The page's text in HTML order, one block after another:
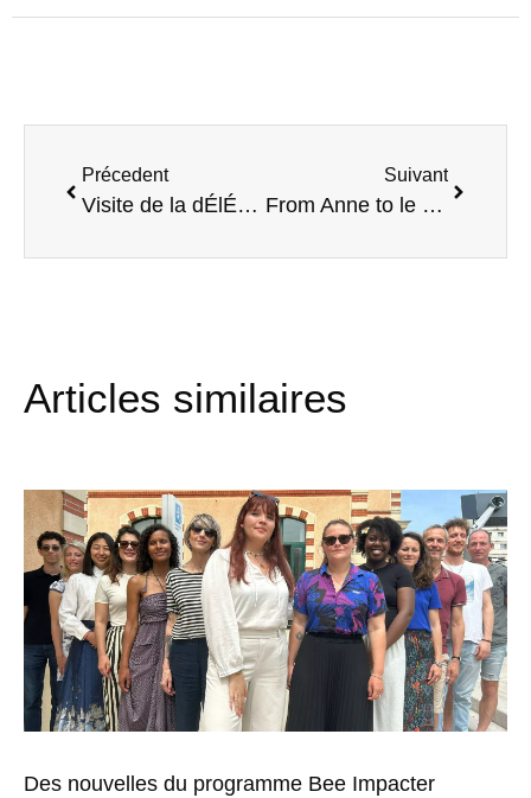
Précedent
Visite de la dÉlÉgation europÉenne URBACT le vendredi 17 juin
Suivant
From Anne to le Quai… with love !
Articles similaires
Des nouvelles du programme Bee Impacter